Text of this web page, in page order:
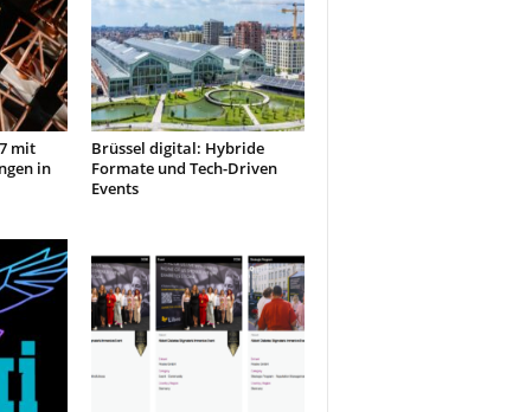
mit
in
Brüssel digital: Hybride
Formate und Tech-Driven
Events